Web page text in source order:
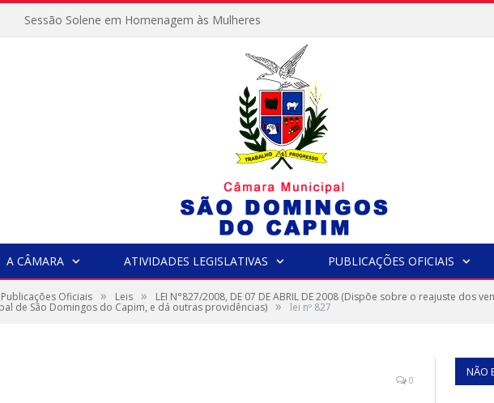
Sessão Solene em Homenagem às Mulheres
A CÂMARA ATIVIDADES LEGISLATIVAS PUBLICAÇÕES OFICIAIS
Publicações Oficiais » Leis » LEI N°827/2008, DE 07 DE ABRIL DE 2008 (Dispõe sobre o reajuste dos
de São Domingos do Capim, e dá outras providências) » lei nº 827
0
NÃO